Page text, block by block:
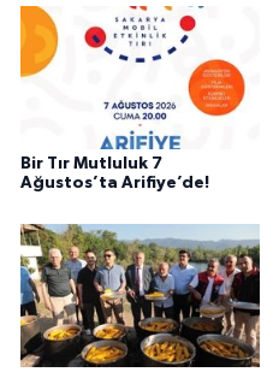
Bir Tır Mutluluk 7
Ağustos’ta Arifiye’de!